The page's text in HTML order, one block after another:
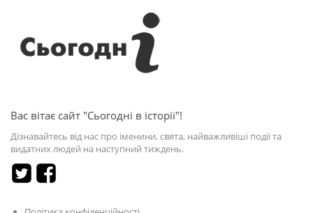
Вас вітає сайт "Сьогодні в історії"!
Дізнавайтесь від нас про іменини, свята, найважливіші події та
видатних людей на наступний тиждень.